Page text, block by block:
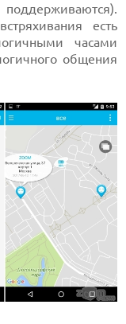
есть
часами
общения